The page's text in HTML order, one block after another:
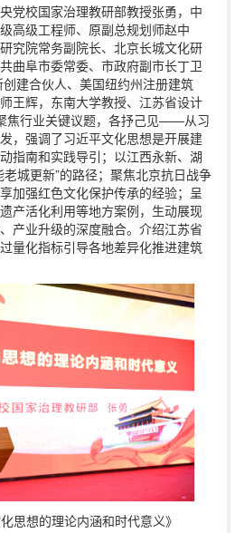
党校国家治理教研部教授张勇，中
高级工程师、原副总规划师赵中
究院常务副院长、北京长城文化研
曲阜市委常委、市政府副市长丁卫
建合伙人、美国纽约州注册建筑
王辉，东南大学教授、江苏省设计
焦行业关键议题，各抒己见——从习
，强调了习近平文化思想是开展建
指南和实践导引；以江西永新、湖
城更新”的路径；聚焦北京抗日战争
加强红色文化保护传承的经验；呈
产活化利用等地方案例，生动展现
产业升级的深度融合。介绍江苏省
量化指标引导各地差异化推进建筑
思想的理论内涵和时代意义》